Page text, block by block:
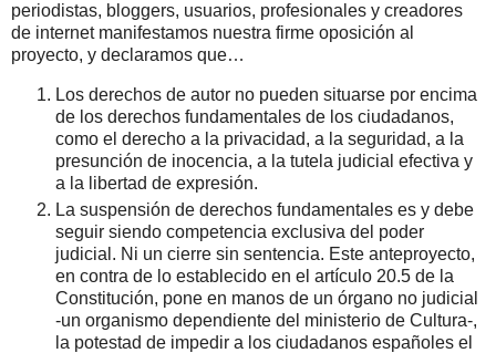
periodistas, bloggers, usuarios, profesionales y creadores
de internet manifestamos nuestra firme oposición al
proyecto, y declaramos que…
Los derechos de autor no pueden situarse por encima
de los derechos fundamentales de los ciudadanos,
como el derecho a la privacidad, a la seguridad, a la
presunción de inocencia, a la tutela judicial efectiva y
a la libertad de expresión.
La suspensión de derechos fundamentales es y debe
seguir siendo competencia exclusiva del poder
judicial. Ni un cierre sin sentencia. Este anteproyecto,
en contra de lo establecido en el artículo 20.5 de la
Constitución, pone en manos de un órgano no judicial
-un organismo dependiente del ministerio de Cultura-,
la potestad de impedir a los ciudadanos españoles el